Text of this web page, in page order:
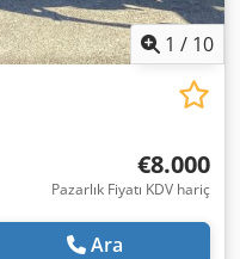
1 / 10
€8.000
Pazarlık Fiyatı KDV hariç
Ara